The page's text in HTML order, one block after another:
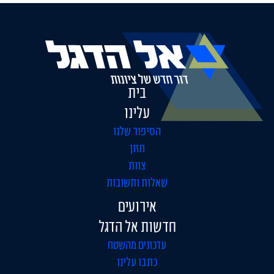
בית
עלינו
הסיפור שלנו
חזון
צוות
שאלות ותשובות
אירועים
חדשות אל הדגל
עדכונים מהשטח
כתבו עלינו